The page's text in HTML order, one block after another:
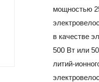
мощностью
в качестве
500 Вт или
литий-